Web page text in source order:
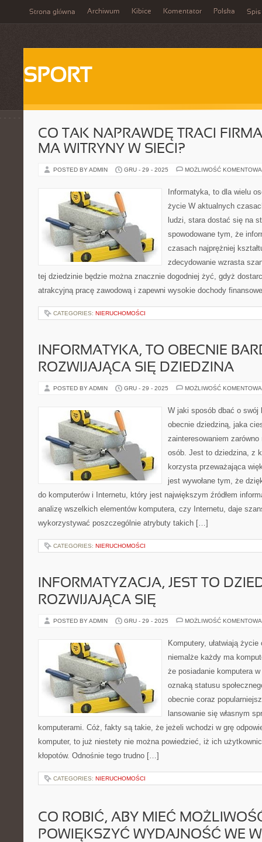
Strona główna Archiwum Kibice Komentator Polska Spis
SPORT
CO TAK NAPRAWDĘ TRACI
MA WITRYNY W SIECI?
POSTED BY ADMIN GRU - 29 - 2025 MOŻLIWOŚĆ
Informatyka, to dla wielu
życie W aktualnych
ludzi, stara dostać się na
spowodowane tym, że
czasach najprężniej
zdecydowanie wzrasta
tej dziedzinie będzie można znacznie dogodniej żyć, gdyż
atrakcyjną pracę zawodową i zapewni wysokie dochody
CATEGORIES: NIERUCHOMOŚCI
INFORMATYKA, TO OBECNIE
ROZWIJAJĄCA SIĘ DZIEDZINA
POSTED BY ADMIN GRU - 29 - 2025 MOŻLIWOŚĆ
W jaki sposób dbać o
obecnie dziedziną, jaka
zainteresowaniem
osób. Jest to dziedzina, z
korzysta przeważająca
jest wywołane tym, że
do komputerów i Internetu, który jest największym źródłem
analizę wszelkich elementów komputera, czy Internetu, daje
wykorzystywać poszczególnie atrybuty takich […]
CATEGORIES: NIERUCHOMOŚCI
INFORMATYZACJA, JEST TO
ROZWIJAJĄCA SIĘ
POSTED BY ADMIN GRU - 29 - 2025 MOŻLIWOŚĆ
Komputery, ułatwiają życie
niemalże każdy ma
że posiadanie komputera
oznaką statusu
obecnie coraz
lansowanie się własnym
komputerami. Cóż, fakty są takie, że jeżeli wchodzi w grę
komputer, to już niestety nie można powiedzieć, iż ich
kłopotów. Odnośnie tego trudno […]
CATEGORIES: NIERUCHOMOŚCI
CO ROBIĆ, ABY MIEĆ
POWIĘKSZYĆ WYDAJNOŚĆ WE